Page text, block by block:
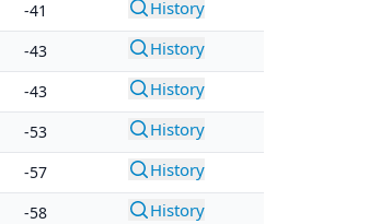
-41 History
-43 History
-43 History
-53 History
-57 History
-58 History